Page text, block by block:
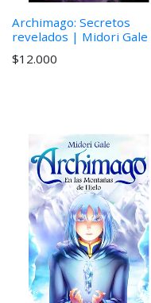
Archimago: Secretos
revelados | Midori Gale
$12.000